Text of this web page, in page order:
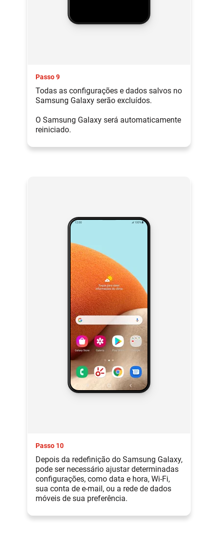
Passo 9
Todas as configurações e dados salvos no
Samsung Galaxy serão excluídos.
O Samsung Galaxy será automaticamente
reiniciado.
Passo 10
Depois da redefinição do Samsung Galaxy,
pode ser necessário ajustar determinadas
configurações, como data e hora, Wi-Fi,
sua conta de e-mail, ou a rede de dados
móveis de sua preferência.